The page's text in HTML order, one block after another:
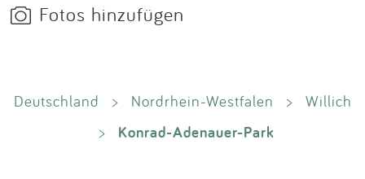
Fotos hinzufügen
Deutschland > Nordrhein-Westfalen >
Willich
>
Konrad-Adenauer-Park